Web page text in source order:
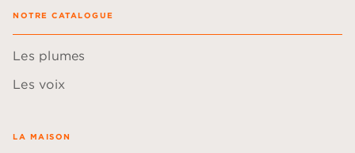
NOTRE CATALOGUE
Les plumes
Les voix
LA MAISON